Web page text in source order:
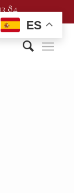
84
ES